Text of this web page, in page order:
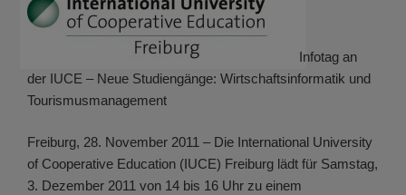
Infotag an
der IUCE – Neue Studiengänge: Wirtschaftsinformatik und
Tourismusmanagement
Freiburg, 28. November 2011 – Die International University
of Cooperative Education (IUCE) Freiburg lädt für Samstag,
3. Dezember 2011 von 14 bis 16 Uhr zu einem